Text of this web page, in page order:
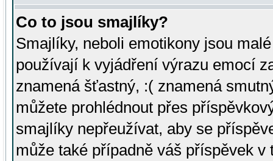
Co to jsou smajlíky?
Smajlíky, neboli emotikony jsou
používají k vyjádření výrazu emocí
znamená šťastný, :( znamená
můžete prohlédnout přes
smajlíky nepřeužívat, aby se
může také případně váš příspěvek v